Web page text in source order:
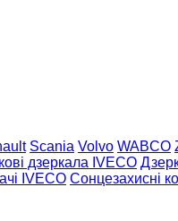
Scania Volvo WABCO
дзеркала IVECO
IVECO Сонцезахисні